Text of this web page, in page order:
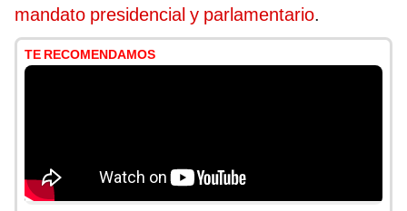
mandato presidencial y parlamentario.
TE RECOMENDAMOS